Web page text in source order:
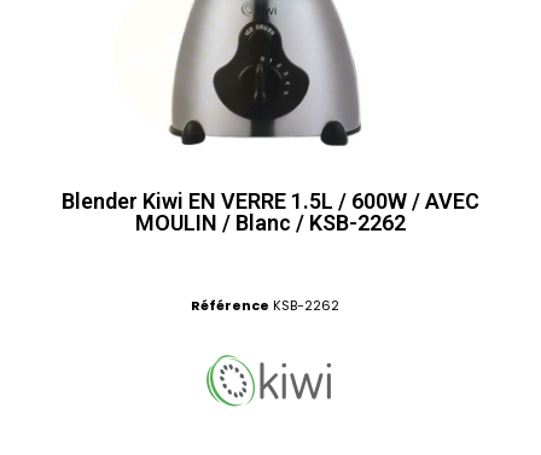
Blender Kiwi EN VERRE 1.5L / 600W / AVEC
MOULIN / Blanc / KSB-2262
Référence KSB-2262